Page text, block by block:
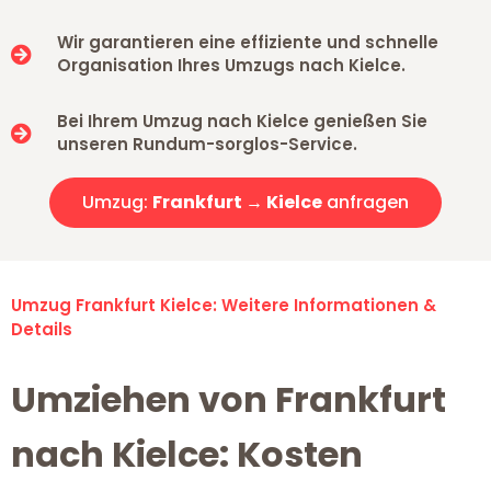
Wir garantieren eine effiziente und schnelle
Organisation Ihres Umzugs nach Kielce.
Bei Ihrem Umzug nach Kielce genießen Sie
unseren Rundum-sorglos-Service.
Umzug: Frankfurt → Kielce anfragen
Umzug Frankfurt Kielce: Weitere Informationen &
Details
Umziehen von Frankfurt
nach Kielce: Kosten